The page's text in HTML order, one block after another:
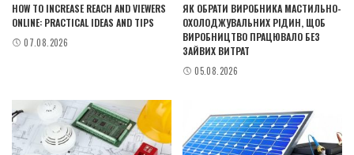
HOW TO INCREASE REACH AND VIEWERS
ONLINE: PRACTICAL IDEAS AND TIPS
07.08.2026
ЯК ОБРАТИ ВИРОБНИКА МАСТИЛЬНО-
ОХОЛОДЖУВАЛЬНИХ РІДИН, ЩОБ
ВИРОБНИЦТВО ПРАЦЮВАЛО БЕЗ
ЗАЙВИХ ВИТРАТ
05.08.2026